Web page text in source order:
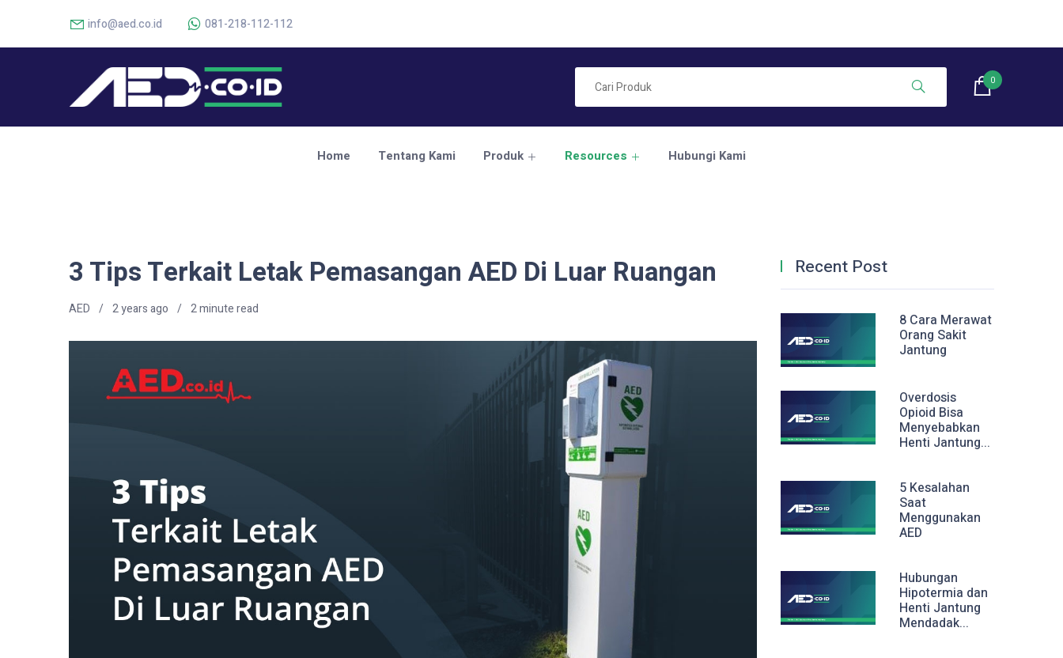
info@aed.co.id 081-218-112-112
0
Home Tentang Kami Produk Resources Hubungi Kami
3 Tips Terkait Letak Pemasangan AED Di Luar Ruangan
AED 2 years ago 2minute read
Recent Post
8 Cara Merawat
Orang Sakit
Jantung
Overdosis
Opioid Bisa
Menyebabkan
Henti Jantung...
5 Kesalahan
Saat
Menggunakan
AED
Hubungan
Hipotermia dan
Henti Jantung
Mendadak...